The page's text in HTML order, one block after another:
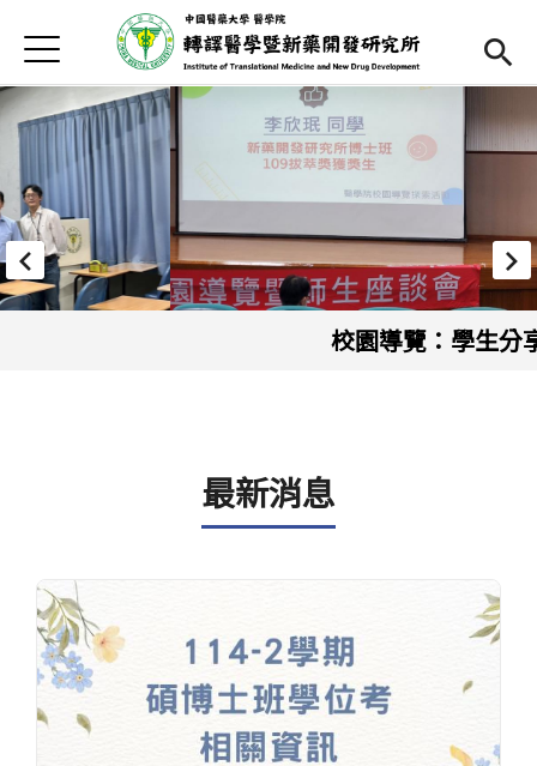
首頁
最新消息
本所簡介
Open
師資陣容
Open
課程內容
招生訊息
Jump to Navigation
Jump to Main content
校園導覽：學生分享
最新消息